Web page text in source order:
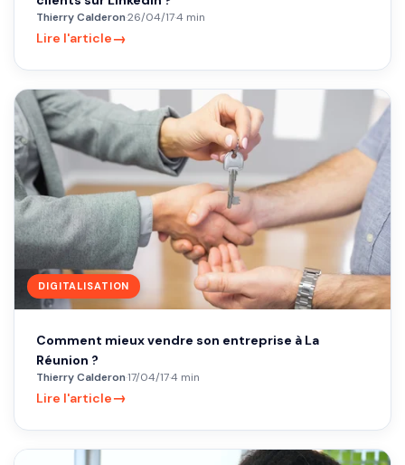
Thierry Calderon·26/04/17·4 min
Lire l'article→
DIGITALISATION
Comment mieux vendre son entreprise à La
Réunion ?
Thierry Calderon·17/04/17·4 min
Lire l'article→